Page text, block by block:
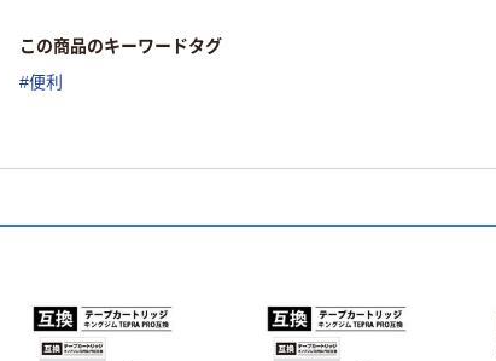
この商品のキーワードタグ
#便利